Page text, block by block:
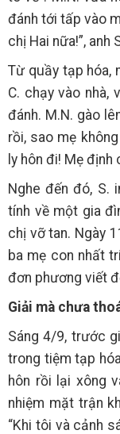
đánh tới tấp vào
chị Hai nữa!”, anh
Từ quầy tạp hóa,
C. chạy vào
đánh. M.N. gào
rồi, sao mẹ
ly hôn đi! Mẹ
Nghe đến đó, S.
tính về một gia
chị vỡ tan. Ngày
ba mẹ con nhất
đơn phương viết
Giải mà chưa
Sáng 4/9, trước
trong tiệm tạp
hôn rồi lại xông
nhiệm mặt trận
“Khi tôi và cảnh